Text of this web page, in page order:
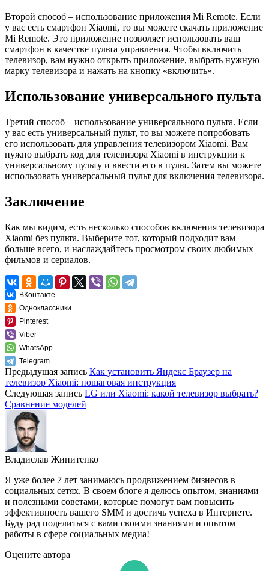
Второй способ – использование приложения Mi Remote. Если
у вас есть смартфон Xiaomi, то вы можете скачать приложение
Mi Remote. Это приложение позволяет использовать ваш
смартфон в качестве пульта управления. Чтобы включить
телевизор, вам нужно открыть приложение, выбрать нужную
марку телевизора и нажать на кнопку «включить».
Использование универсального пульта
Третий способ – использование универсального пульта. Если
у вас есть универсальный пульт, то вы можете попробовать
его использовать для управления телевизором Xiaomi. Вам
нужно выбрать код для телевизора Xiaomi в инструкции к
универсальному пульту и ввести его в пульт. Затем вы можете
использовать универсальный пульт для включения телевизора.
Заключение
Как мы видим, есть несколько способов включения телевизора
Xiaomi без пульта. Выберите тот, который подходит вам
больше всего, и наслаждайтесь просмотром своих любимых
фильмов и сериалов.
ВКонтакте
Одноклассники
Pinterest
Viber
WhatsApp
Telegram
Предыдущая запись Как установить Яндекс Браузер на
телевизор Xiaomi: пошаговая инструкция
Следующая запись LG или Xiaomi: какой телевизор выбрать?
Сравнение моделей
Владислав Жипитенко
Я уже более 7 лет занимаюсь продвижением бизнесов в
социальных сетях. В своем блоге я делюсь опытом, знаниями
и полезными советами, которые помогут вам повысить
эффективность вашего SMM и достичь успеха в Интернете.
Буду рад поделиться с вами своими знаниями и опытом
работы в сфере социальных медиа!
Оцените автора